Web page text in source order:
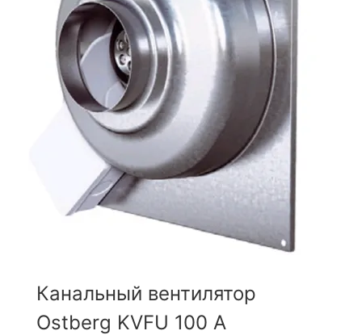
Канальный вентилятор
Ostberg KVFU 100 A